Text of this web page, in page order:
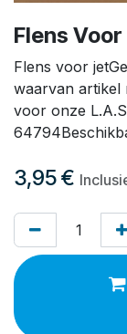
Flens
Flens voor
waarvan artikel
voor onze
3,95€